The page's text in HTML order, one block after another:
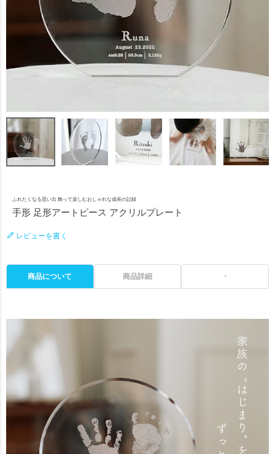
ふれたくなる思い出 飾って楽しむおしゃれな成長の記録
手形 足形アートピース アクリルプレート
レビューを書く
商品について 商品詳細 ・